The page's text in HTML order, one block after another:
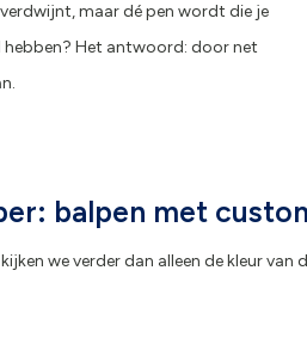
maar dé pen wordt die je
Het antwoord: door net
balpen met
we verder dan alleen de kleur